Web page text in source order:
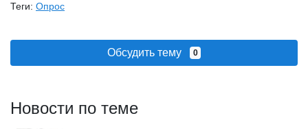
Теги: Опрос
Обсудить тему 0
Новости по теме